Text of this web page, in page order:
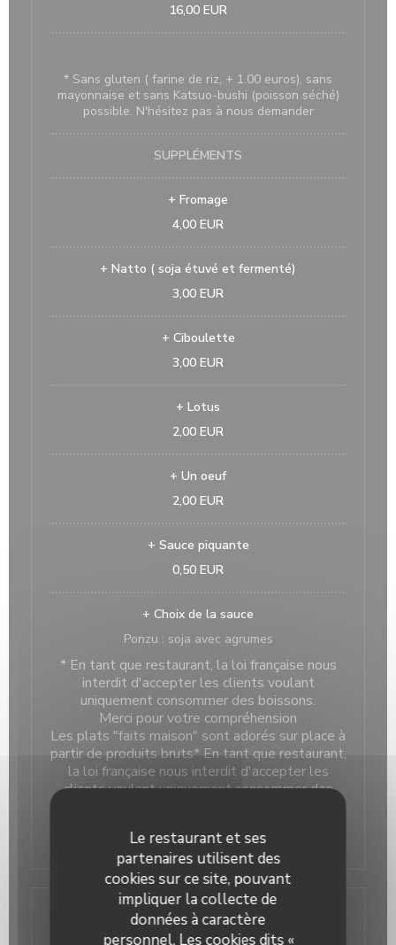
Le restaurant et ses
partenaires utilisent des
cookies sur ce site, pouvant
impliquer la collecte de
données à caractère
personnel. Les cookies dits «
16,00 EUR
* Sans gluten ( farine de riz, + 1.00 euros), sans
mayonnaise et sans Katsuo-bushi (poisson séché)
possible. N'hésitez pas à nous demander
SUPPLÉMENTS
+ Fromage
4,00 EUR
+ Natto ( soja étuvé et fermenté)
3,00 EUR
+ Ciboulette
3,00 EUR
+ Lotus
2,00 EUR
+ Un oeuf
2,00 EUR
+ Sauce piquante
0,50 EUR
+ Choix de la sauce
Ponzu : soja avec agrumes
* En tant que restaurant, la loi française nous
interdit d'accepter les clients voulant
uniquement consommer des boissons.
Merci pour votre compréhension
Les plats "faits maison" sont adorés sur place à
partir de produits bruts* En tant que restaurant,
la loi française nous interdit d'accepter les
clients voulant uniquement consommer des
Prix TTC
La Carte